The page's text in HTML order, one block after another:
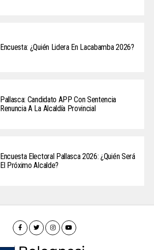
Encuesta: ¿Quién Lidera En Lacabamba 2026?
Pallasca: Candidato APP Con Sentencia
Renuncia A La Alcaldía Provincial
Encuesta Electoral Pallasca 2026: ¿Quién Será
El Próximo Alcalde?